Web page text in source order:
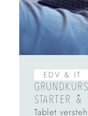
EDV & IT
STARTER &
Tablet